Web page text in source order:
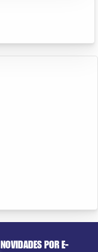
NOVIDADES POR E-